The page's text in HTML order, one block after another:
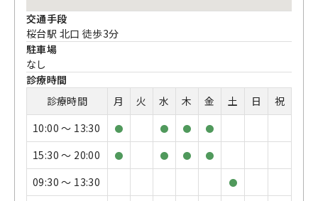
交通手段
桜台駅 北口 徒歩3分
駐車場
なし
診療時間
診療時間
月 火 水 木 金 土 日
祝
10:00 〜 13:30
● ● ● ●
15:30 〜 20:00 ● ● ● ●
09:30 〜 13:30 ●